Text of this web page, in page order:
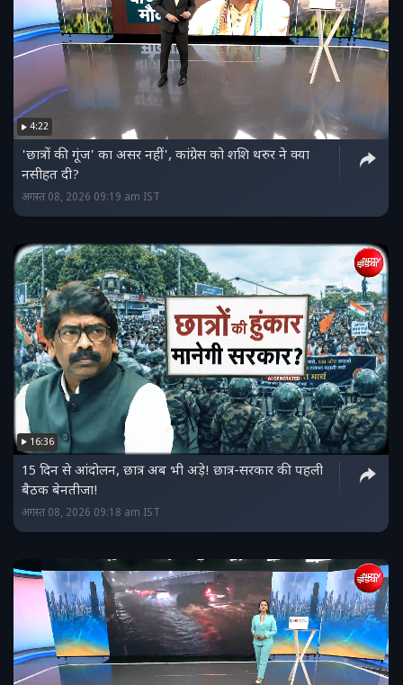
4:22
'छात्रों की गूंज' का असर नहीं', कांग्रेस को शशि थरुर ने क्या
नसीहत दी?
अगस्त 08, 2026 09:19 am IST
16:36
15 दिन से आंदोलन, छात्र अब भी अड़े! छात्र-सरकार की पहली
बैठक बेनतीजा!
अगस्त 08, 2026 09:18 am IST